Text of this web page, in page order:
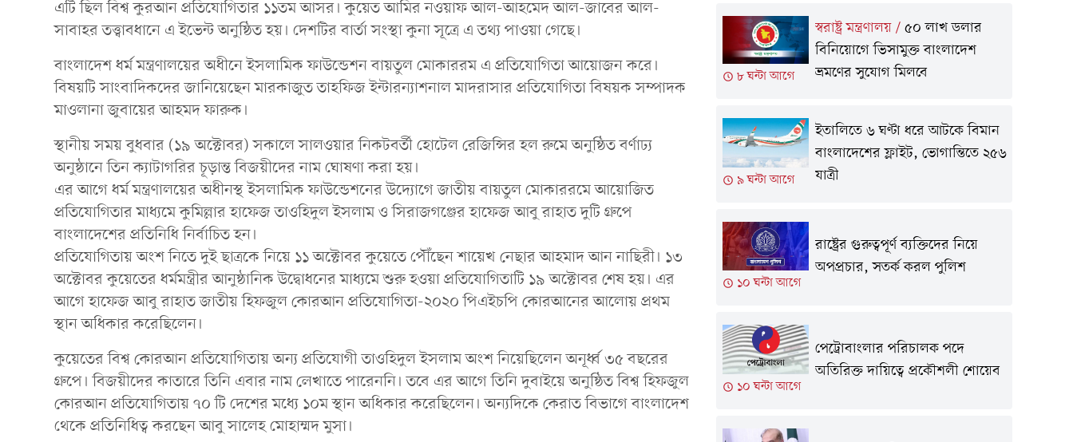
এটি ছিল বিশ্ব কুরআন প্রতিযোগিতার ১১তম আসর। কুয়েত আমির নওয়াফ আল-আহমেদ আল-জাবের আল-
সাবাহর তত্ত্বাবধানে এ ইভেন্ট অনুষ্ঠিত হয়। দেশটির বার্তা সংস্থা কুনা সূত্রে এ তথ্য পাওয়া গেছে।
বাংলাদেশ ধর্ম মন্ত্রণালয়ের অধীনে ইসলামিক ফাউন্ডেশন বায়তুল মোকাররম এ প্রতিযোগিতা আয়োজন করে।
বিষয়টি সাংবাদিকদের জানিয়েছেন মারকাজুত তাহফিজ ইন্টারন্যাশনাল মাদরাসার প্রতিযোগিতা বিষয়ক সম্পাদক
মাওলানা জুবায়ের আহমদ ফারুক।
স্থানীয় সময় বুধবার (১৯ অক্টোবর) সকালে সালওয়ার নিকটবর্তী হোটেল রেজিন্সির হল রুমে অনুষ্ঠিত বর্ণাঢ্য
অনুষ্ঠানে তিন ক্যাটাগরির চূড়ান্ত বিজয়ীদের নাম ঘোষণা করা হয়।
এর আগে ধর্ম মন্ত্রণালয়ের অধীনস্থ ইসলামিক ফাউন্ডেশনের উদ্যোগে জাতীয় বায়তুল মোকাররমে আয়োজিত
প্রতিযোগিতার মাধ্যমে কুমিল্লার হাফেজ তাওহিদুল ইসলাম ও সিরাজগঞ্জের হাফেজ আবু রাহাত দুটি গ্রুপে
বাংলাদেশের প্রতিনিধি নির্বাচিত হন।
প্রতিযোগিতায় অংশ নিতে দুই ছাত্রকে নিয়ে ১১ অক্টোবর কুয়েতে পৌঁছেন শায়েখ নেছার আহমাদ আন নাছিরী। ১৩
অক্টোবর কুয়েতের ধর্মমন্ত্রীর আনুষ্ঠানিক উদ্বোধনের মাধ্যমে শুরু হওয়া প্রতিযোগিতাটি ১৯ অক্টোবর শেষ হয়। এর
আগে হাফেজ আবু রাহাত জাতীয় হিফজুল কোরআন প্রতিযোগিতা-২০২০ পিএইচপি কোরআনের আলোয় প্রথম
স্থান অধিকার করেছিলেন।
কুয়েতের বিশ্ব কোরআন প্রতিযোগিতায় অন্য প্রতিযোগী তাওহিদুল ইসলাম অংশ নিয়েছিলেন অনূর্ধ্ব ৩৫ বছরের
গ্রুপে। বিজয়ীদের কাতারে তিনি এবার নাম লেখাতে পারেননি। তবে এর আগে তিনি দুবাইয়ে অনুষ্ঠিত বিশ্ব হিফজুল
কোরআন প্রতিযোগিতায় ৭০ টি দেশের মধ্যে ১০ম স্থান অধিকার করেছিলেন। অন্যদিকে কেরাত বিভাগে বাংলাদেশ
থেকে প্রতিনিধিত্ব করছেন আবু সালেহ মোহাম্মদ মুসা।
৮ ঘন্টা আগে
স্বরাষ্ট্র মন্ত্রণালয়/ ৫০ লাখ ডলার
বিনিয়োগে ভিসামুক্ত বাংলাদেশ
ভ্রমণের সুযোগ মিলবে
৯ ঘন্টা আগে
ইতালিতে ৬ ঘণ্টা ধরে আটকে বিমান
বাংলাদেশের ফ্লাইট, ভোগান্তিতে ২৫৬
যাত্রী
১০ ঘন্টা আগে
রাষ্ট্রের গুরুত্বপূর্ণ ব্যক্তিদের নিয়ে
অপপ্রচার, সতর্ক করল পুলিশ
১০ ঘন্টা আগে
পেট্রোবাংলার পরিচালক পদে
অতিরিক্ত দায়িত্বে প্রকৌশলী শোয়েব